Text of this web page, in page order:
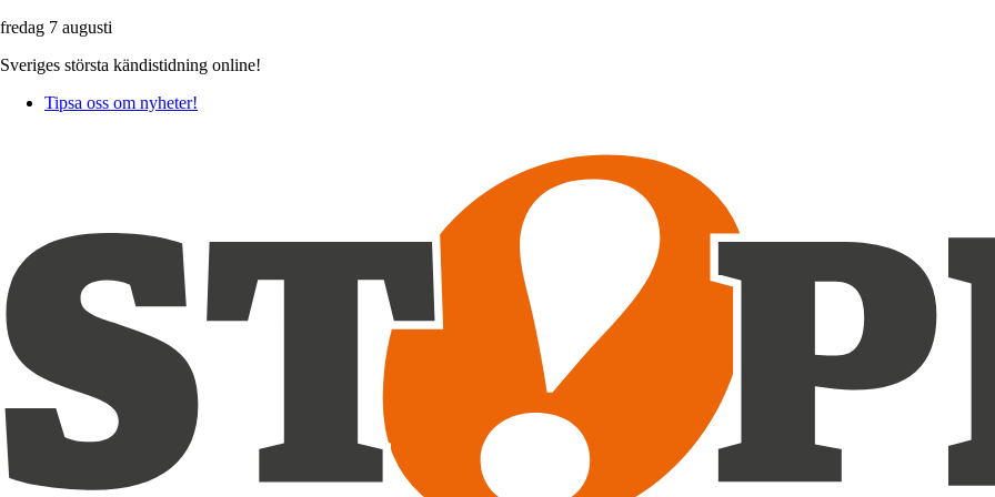
fredag 7 augusti
Sveriges största kändistidning online!
Tipsa oss om nyheter!